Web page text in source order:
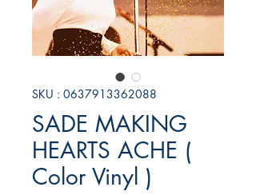
SKU : 0637913362088
SADE MAKING
HEARTS ACHE (
Color Vinyl )